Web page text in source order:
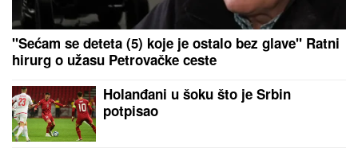
"Sećam se deteta (5) koje je ostalo bez glave" Ratni
hirurg o užasu Petrovačke ceste
Holanđani u šoku što je Srbin
potpisao